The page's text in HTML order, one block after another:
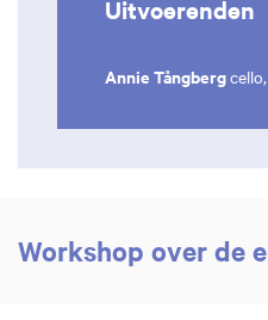
Uitvoerenden
Annie Tångberg
Workshop over de